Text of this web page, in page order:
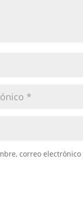
correo